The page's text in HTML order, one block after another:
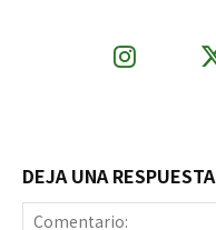
DEJA UNA RESPUESTA